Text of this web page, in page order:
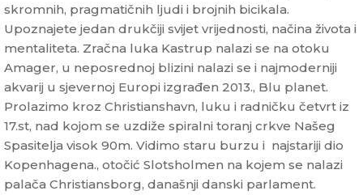
skromnih, pragmatičnih ljudi i brojnih bicikala.
Upoznajete jedan drukčiji svijet vrijednosti, načina života i
mentaliteta. Zračna luka Kastrup nalazi se na otoku
Amager, u neposrednoj blizini nalazi se i najmoderniji
akvarij u sjevernoj Europi izgrađen 2013., Blu planet.
Prolazimo kroz Christianshavn, luku i radničku četvrt iz
17.st, nad kojom se uzdiže spiralni toranj crkve Našeg
Spasitelja visok 90m. Vidimo staru burzu i najstariji dio
Kopenhagena., otočić Slotsholmen na kojem se nalazi
palača Christiansborg, današnji danski parlament.